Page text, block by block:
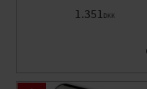
1.351DKK